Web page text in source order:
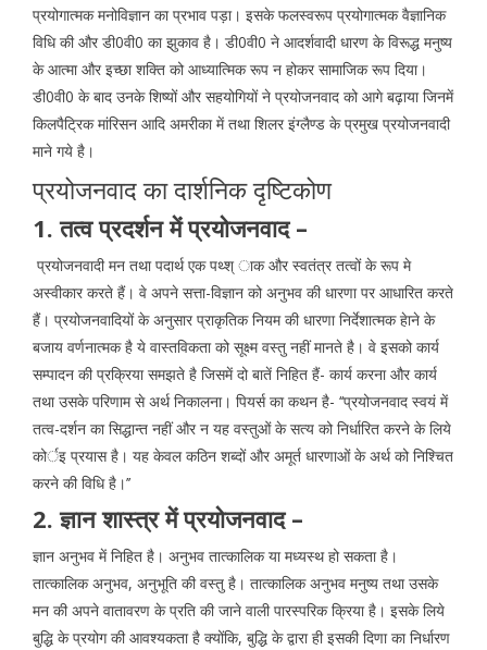
प्रयोगात्मक मनोविज्ञान का प्रभाव पड़ा। इसके फलस्वरूप प्रयोगात्मक वैज्ञानिक
विधि की और डी0वी0 का झुकाव है। डी0वी0 ने आदर्शवादी धारण के विरूद्ध मनुष्य
के आत्मा और इच्छा शक्ति को आध्यात्मिक रूप न होकर सामाजिक रूप दिया।
डी0वी0 के बाद उनके शिष्यों और सहयोगियों ने प्रयोजनवाद को आगे बढ़ाया जिनमें
किलपैट्रिक मांरिसन आदि अमरीका में तथा शिलर इंग्लैण्ड के प्रमुख प्रयोजनवादी
माने गये है।
प्रयोजनवाद का दार्शनिक दृष्टिकोण
1. तत्व प्रदर्शन में प्रयोजनवाद –
प्रयोजनवादी मन तथा पदार्थ एक पथ्श् ाक और स्वतंत्र तत्वों के रूप मे
अस्वीकार करते हैं। वे अपने सत्ता-विज्ञान को अनुभव की धारणा पर आधारित करते
हैं। प्रयोजनवादियों के अनुसार प्राकृतिक नियम की धारणा निर्देशात्मक हेाने के
बजाय वर्णनात्मक है ये वास्तविकता को सूक्ष्म वस्तु नहीं मानते है। वे इसको कार्य
सम्पादन की प्रक्रिया समझते है जिसमें दो बातें निहित हैं- कार्य करना और कार्य
तथा उसके परिणाम से अर्थ निकालना। पियर्स का कथन है- ‘‘प्रयोजनवाद स्वयं में
तत्व-दर्शन का सिद्धान्त नहीं और न यह वस्तुओं के सत्य को निर्धारित करने के लिये
कोर्इ प्रयास है। यह केवल कठिन शब्दों और अमूर्त धारणाओं के अर्थ को निश्चित
करने की विधि है।’’
2. ज्ञान शास्त्र में प्रयोजनवाद –
ज्ञान अनुभव में निहित है। अनुभव तात्कालिक या मध्यस्थ हो सकता है।
तात्कालिक अनुभव, अनुभूति की वस्तु है। तात्कालिक अनुभव मनुष्य तथा उसके
मन की अपने वातावरण के प्रति की जाने वाली पारस्परिक क्रिया है। इसके लिये
बुद्धि के प्रयोग की आवश्यकता है क्योंकि, बुद्धि के द्वारा ही इसकी दिणा का निर्धारण